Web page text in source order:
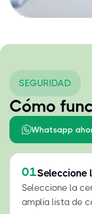
SEGURIDAD
Cómo
Whatsapp
01Seleccione
Seleccione la
amplia lista de